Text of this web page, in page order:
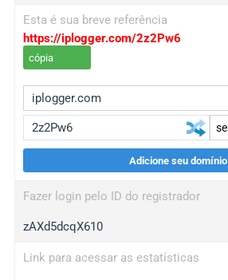
Esta é sua breve referência
https://iplogger.com/2z2Pw6
cópia
wl.gl
ed.tc
Adicione seu domínio
Fazer login pelo ID do registrador
zAXd5dcqX610
Link para acessar as estatísticas